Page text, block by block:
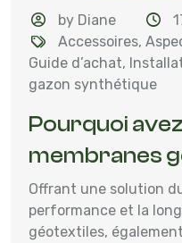
by Diane
Accessoires,
Guide d’achat,
gazon synthétique
Pourquoi
membranes
Offrant une solution
performance et la
géotextiles,